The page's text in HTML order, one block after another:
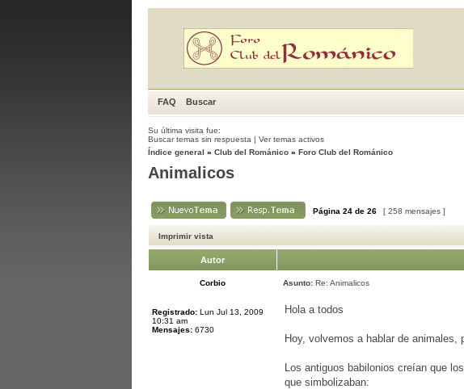
FAQ Buscar
Su última visita fue:
Buscar temas sin respuesta | Ver temas activos
Índice general » Club del Románico » Foro Club del Románico
Animalicos
Página 24 de 26 [ 258 mensajes ]
Imprimir vista
Autor
Corbio Asunto: Re: Animalicos
Registrado: Lun Jul 13, 2009
10:31 am
Mensajes: 6730
Hola a todos
Hoy, volvemos a hablar de
Los antiguos babilonios creían que
que simbolizaban: